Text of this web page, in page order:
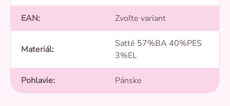
EAN: Zvoľte variant
Materiál:
Satté 57%BA 40%PES
3%EL
Pohlavie: Pánske